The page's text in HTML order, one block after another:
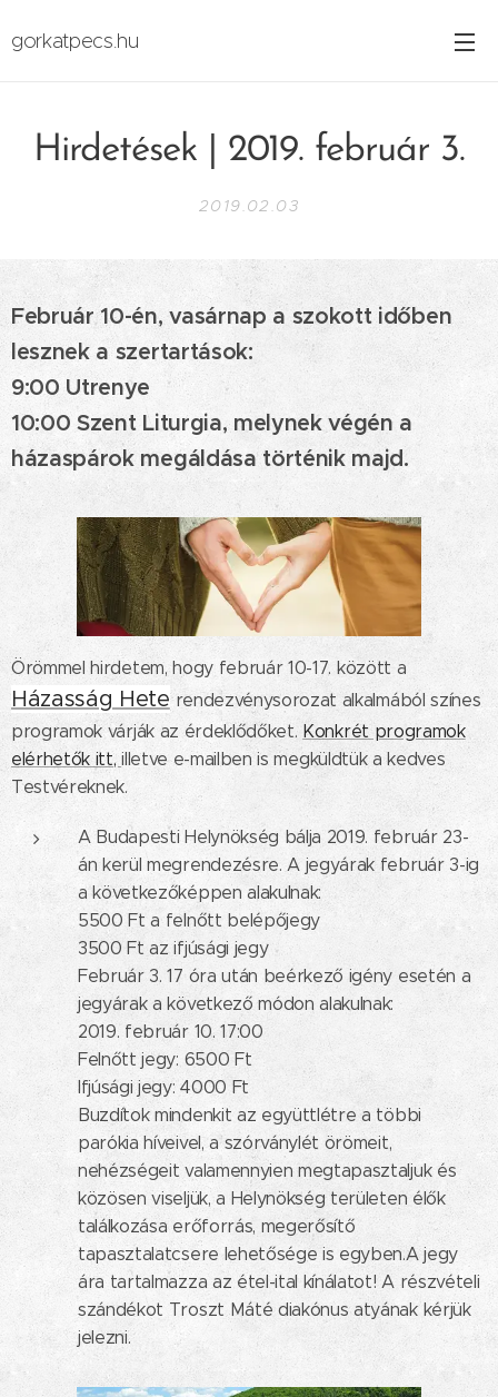
gorkatpecs.hu
Hirdetések | 2019. február 3.
2019.02.03
Február 10-én, vasárnap a szokott időben
lesznek a szertartások:
9:00 Utrenye
10:00 Szent Liturgia, melynek végén a
házaspárok megáldása történik majd.
Örömmel hirdetem, hogy február 10-17. között a
Házasság Heterendezvénysorozat alkalmából színes
programok várják az érdeklődőket. Konkrét programok
elérhetők itt,illetve e-mailben is megküldtük a kedves
Testvéreknek.
A Budapesti Helynökség bálja 2019. február 23-
án kerül megrendezésre. A jegyárak február 3-ig
a következőképpen alakulnak:
5500 Ft a felnőtt belépőjegy
3500 Ft az ifjúsági jegy
Február 3. 17 óra után beérkező igény esetén a
jegyárak a következő módon alakulnak:
2019. február 10. 17:00
Felnőtt jegy: 6500 Ft
Ifjúsági jegy: 4000 Ft
Buzdítok mindenkit az együttlétre a többi
parókia híveivel, a szórványlét örömeit,
nehézségeit valamennyien megtapasztaljuk és
közösen viseljük, a Helynökség területen élők
találkozása erőforrás, megerősítő
tapasztalatcsere lehetősége is egyben.A jegy
ára tartalmazza az étel-ital kínálatot! A részvételi
szándékot Troszt Máté diakónus atyának kérjük
jelezni.